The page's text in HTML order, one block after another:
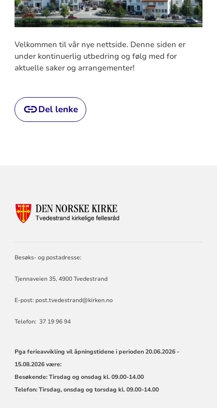
Velkommen til vår nye nettside. Denne siden er
under kontinuerlig utbedring og følg med for
aktuelle saker og arrangementer!
Del lenke
Besøks- og postadresse:
Tjennaveien 35, 4900 Tvedestrand
E-post: post.tvedestrand@kirken.no
Telefon: 37 19 96 94
Pga ferieavvikling vil åpningstidene i perioden20.06.2026 -
15.08.2026 være:
Besøkende: Tirsdag og onsdag kl. 09.00-14.00
Telefon: Tirsdag, onsdag og torsdag kl. 09.00-14.00